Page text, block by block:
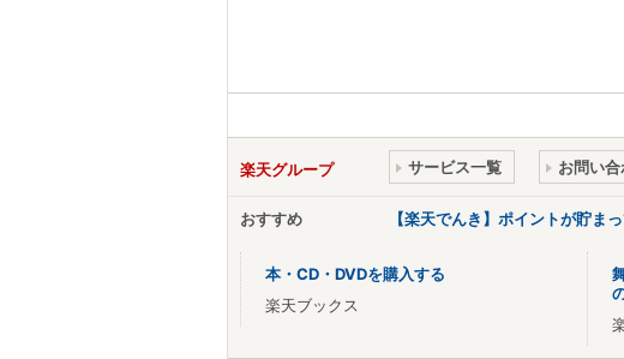
楽天グループ サービス一覧 お問い
おすすめ 【楽天でんき】ポイントが貯ま
本・CD・DVDを購入する
楽天ブックス